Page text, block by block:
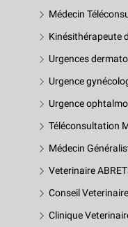
Médecin
Kinésithérapeute
Urgences
Urgence
Urgence
Téléconsultation
Médecin
Veterinaire
Conseil
Clinique